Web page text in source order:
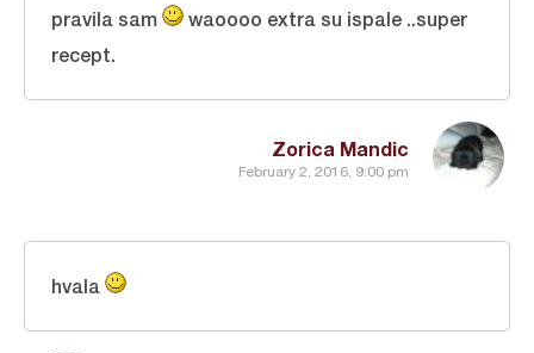
Zorica Mandic
February 2, 2016, 9:00 pm
pravila sam
waoooo extra su ispale ..super
recept.
hvala